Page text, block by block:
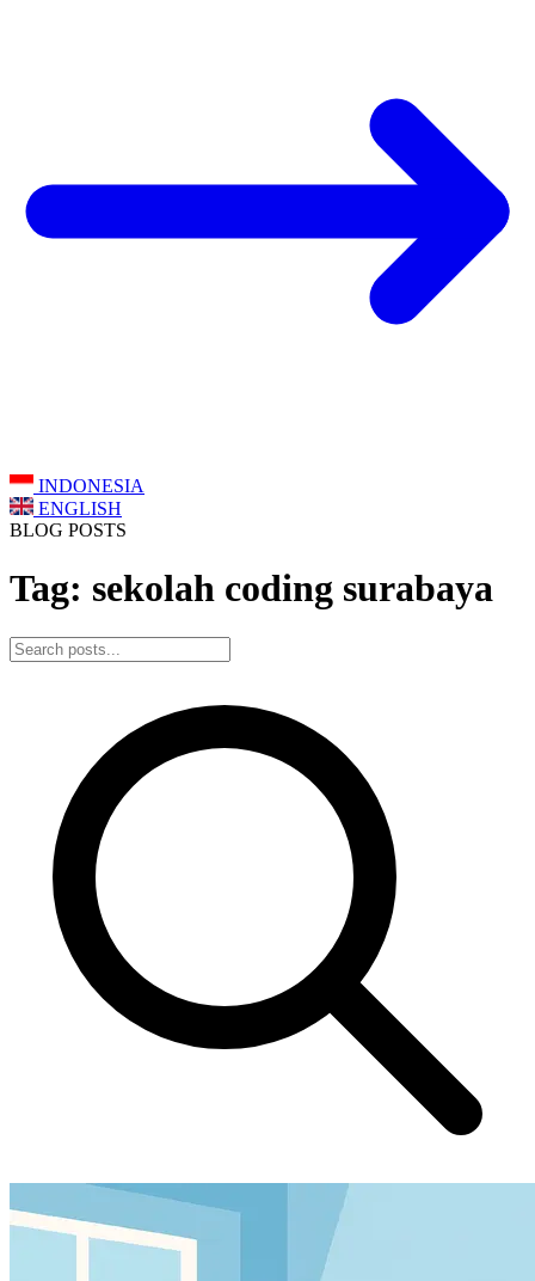
INDONESIA
ENGLISH
BLOG POSTS
Tag: sekolah coding surabaya